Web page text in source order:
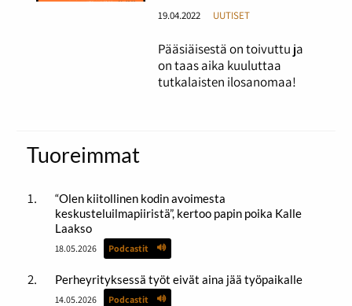
19.04.2022 UUTISET
Pääsiäisestä on toivuttu ja
on taas aika kuuluttaa
tutkalaisten ilosanomaa!
Tuoreimmat
“Olen kiitollinen kodin avoimesta
keskusteluilmapiiristä”, kertoo papin poika Kalle
Laakso
18.05.2026 Podcastit
Perheyrityksessä työt eivät aina jää työpaikalle
14.05.2026 Podcastit